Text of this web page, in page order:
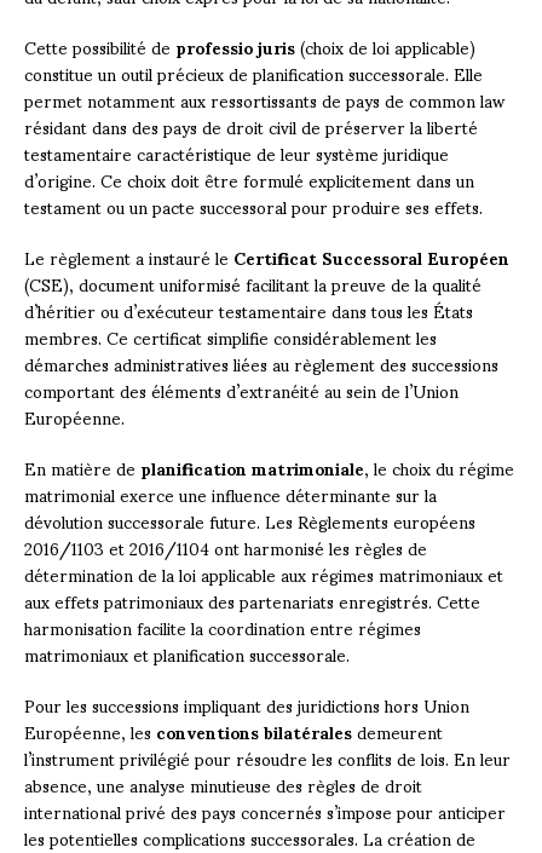
Cette possibilité deprofessio juris(choix de loi applicable)
constitue un outil précieux de planification successorale. Elle
permet notamment aux ressortissants de pays de common law
résidant dans des pays de droit civil de préserver la liberté
testamentaire caractéristique de leur système juridique
d’origine. Ce choix doit être formulé explicitement dans un
testament ou un pacte successoral pour produire ses effets.
Le règlement a instauré leCertificat Successoral Européen
(CSE), document uniformisé facilitant la preuve de la qualité
d’héritier ou d’exécuteur testamentaire dans tous les États
membres. Ce certificat simplifie considérablement les
démarches administratives liées au règlement des successions
comportant des éléments d’extranéité au sein de l’Union
Européenne.
En matière deplanification matrimoniale, le choix du régime
matrimonial exerce une influence déterminante sur la
dévolution successorale future. Les Règlements européens
2016/1103 et 2016/1104 ont harmonisé les règles de
détermination de la loi applicable aux régimes matrimoniaux et
aux effets patrimoniaux des partenariats enregistrés. Cette
harmonisation facilite la coordination entre régimes
matrimoniaux et planification successorale.
Pour les successions impliquant des juridictions hors Union
Européenne, lesconventions bilatéralesdemeurent
l’instrument privilégié pour résoudre les conflits de lois. En leur
absence, une analyse minutieuse des règles de droit
international privé des pays concernés s’impose pour anticiper
les potentielles complications successorales. La création de